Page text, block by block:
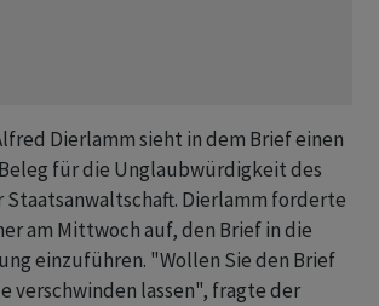
Dierlamm sieht in dem Brief einen
für die Unglaubwürdigkeit des
Staatsanwaltschaft. Dierlamm forderte
am Mittwoch auf, den Brief in die
einzuführen. "Wollen Sie den Brief
verschwinden lassen", fragte der